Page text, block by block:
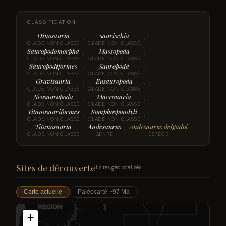
CLASSIFICATION
Dinosauria
CLADE NON CLASSÉ › Saurischia
CLADE NON CLASSÉ ›
Sauropodomorpha
CLADE NON CLASSÉ › Massopoda
CLADE NON CLASSÉ ›
Sauropodiformes
CLADE NON CLASSÉ › Sauropoda
CLADE NON CLASSÉ ›
Gravisauria
CLADE NON CLASSÉ › Eusauropoda
CLADE NON CLASSÉ ›
Neosauropoda
CLADE NON CLASSÉ › Macronaria
CLADE NON CLASSÉ ›
Titanosauriformes
CLADE NON CLASSÉ › Somphospondyli
CLADE NON CLASSÉ ›
Titanosauria
CLADE NON CLASSÉ › Andesaurus
GENRE › Andesaurus delgadoi
ESPÈCE
Sites de découverte1 sites géolocalisés
Carte actuelle Paléocarte ~97 Ma
+